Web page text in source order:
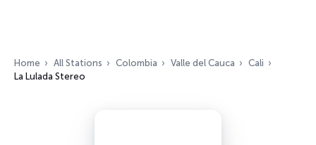
Home All Stations Colombia Valle del Cauca
Cali
La Lulada Stereo